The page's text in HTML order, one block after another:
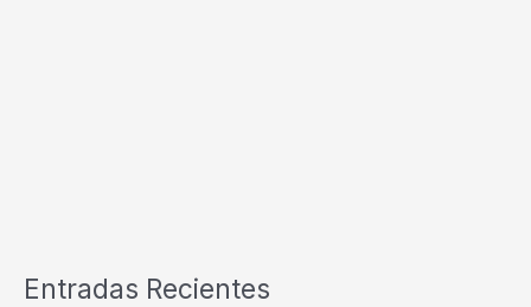
Entradas Recientes